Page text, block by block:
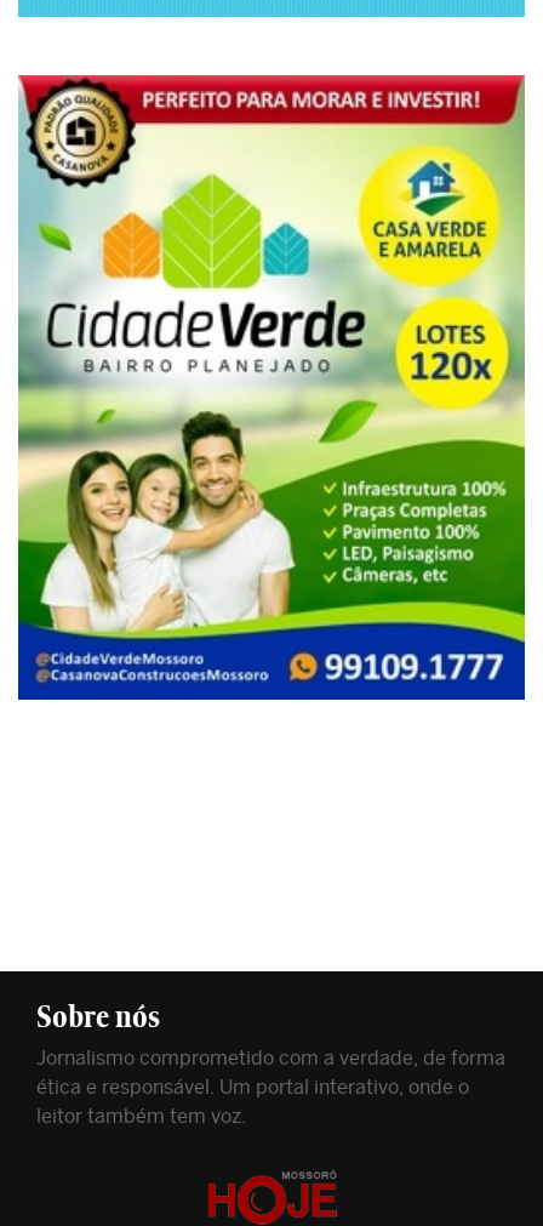
Sobre nós
Jornalismo comprometido com a verdade, de forma
ética e responsável. Um portal interativo, onde o
leitor também tem voz.